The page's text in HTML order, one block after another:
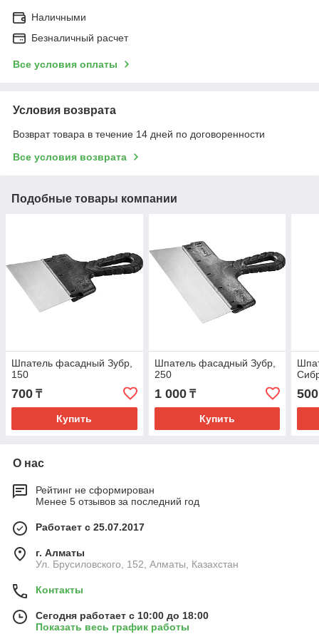
Наличными
Безналичный расчет
Все условия оплаты
Условия возврата
Возврат товара в течение 14 дней по договоренности
Все условия возврата
Подобные товары компании
Шпатель фасадный Зубр,
150
700 ₸
Купить
Шпатель фасадный Зубр,
250
1 000₸
Купить
500
О нас
Рейтинг не сформирован
Менее 5 отзывов за последний год
Работает с 25.07.2017
г. Алматы
Ул. Брусиловского, 152, Алматы, Казахстан
Контакты
Сегодня работает с 10:00 до 18:00
Показать весь график работы